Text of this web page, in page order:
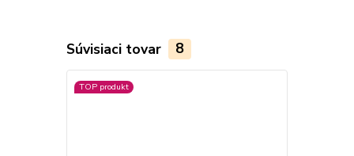
Súvisiaci tovar 8
TOP produkt